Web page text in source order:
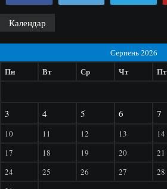
Календар
Серпень 2026
Пн Вт Ср Чт Пт
3
4 5 6 7
10
11 12 13 14
17
18 19 20 21
24
25 26 27 28